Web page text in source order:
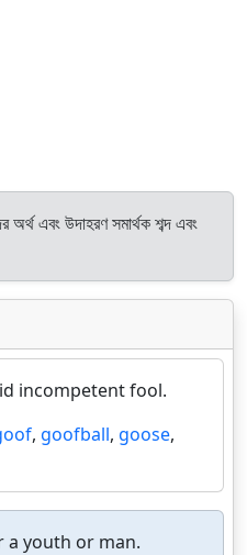
অর্থ এবং উদাহরণ সমার্থক শব্দ এবং
incompetent fool.
, goofball, goose,
youth or man.